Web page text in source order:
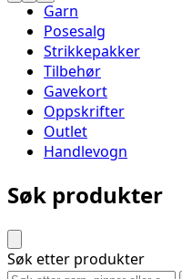
Garn
Posesalg
Strikkepakker
Tilbehør
Gavekort
Oppskrifter
Outlet
Handlevogn
Søk produkter
Søk etter produkter